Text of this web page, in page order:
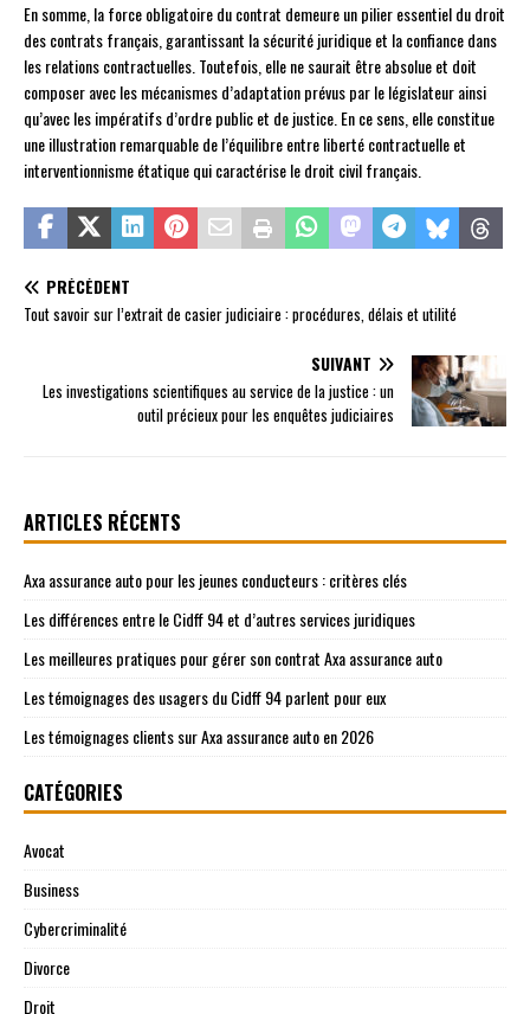
En somme, la force obligatoire du contrat demeure un pilier essentiel du droit
des contrats français, garantissant la sécurité juridique et la confiance dans
les relations contractuelles. Toutefois, elle ne saurait être absolue et doit
composer avec les mécanismes d’adaptation prévus par le législateur ainsi
qu’avec les impératifs d’ordre public et de justice. En ce sens, elle constitue
une illustration remarquable de l’équilibre entre liberté contractuelle et
interventionnisme étatique qui caractérise le droit civil français.
PRÉCÉDENT
Tout savoir sur l’extrait de casier judiciaire : procédures, délais et utilité
SUIVANT
Les investigations scientifiques au service de la justice : un
outil précieux pour les enquêtes judiciaires
ARTICLES RÉCENTS
Axa assurance auto pour les jeunes conducteurs : critères clés
Les différences entre le Cidff 94 et d’autres services juridiques
Les meilleures pratiques pour gérer son contrat Axa assurance auto
Les témoignages des usagers du Cidff 94 parlent pour eux
Les témoignages clients sur Axa assurance auto en 2026
CATÉGORIES
Avocat
Business
Cybercriminalité
Divorce
Droit